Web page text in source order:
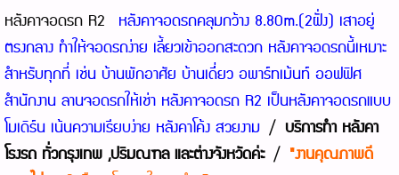
หลังคาจอดรถ R2 หลังคาจอดรถคลุมกว้าง 8.80m.(2ฝั่ง) เสาอยู่
ตรงกลาง ทำให้จอดรถง่าย เลี้ยวเข้าออกสะดวก หลังคาจอดรถนี้เหมาะ
สำหรับทุกที่ เช่น บ้านพักอาศัย บ้านเดีี่ยว อพาร์ทเม้นท์ ออฟฟิศ
สำนักงาน ลานจอดรถให้เช่า หลังคาจอดรถ R2 เป็นหลังคาจอดรถแบบ
โมเดิร์น เน้นความเรียบง่าย หลังคาโค้ง สวยงาม/ บริการทำ หลังคา
โรงรถ ทั่วกรุงเทพ ,ปริมณฑล และต่างจังหวัดค่ะ/ "งานคุณภาพดี